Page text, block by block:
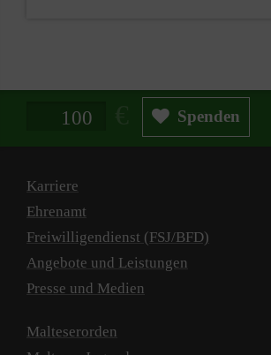
Spendenbetrag in Euro Spenden
Karriere
Ehrenamt
Freiwilligendienst (FSJ/BFD)
Angebote und Leistungen
Presse und Medien
Malteserorden